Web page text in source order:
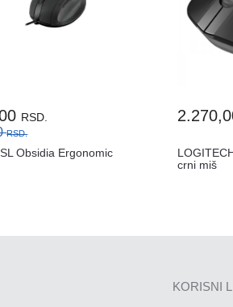
RSD.
RSD.
Obsidia Ergonomic
crni miš
KORISNI